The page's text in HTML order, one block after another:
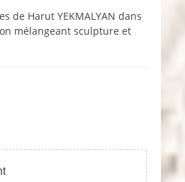
de Harut YEKMALYAN dans
mélangeant sculpture et